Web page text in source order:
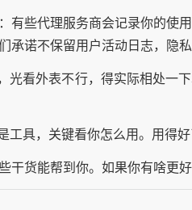
有些代理服务商会记录你的使
承诺不保留用户活动日志，隐
光看外表不行，得实际相处一
工具，关键看你怎么用。用得
干货能帮到你。如果你有啥更